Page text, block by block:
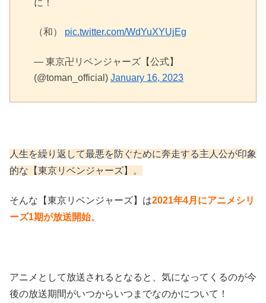
に！
（和） pic.twitter.com/WdYuXYUjEg
— 東京卍リベンジャーズ【公式】
(@toman_official) January 16, 2023
人生を繰り返して最悪を防ぐために奔走する主人公が印象
的な【東京リベンジャーズ】。
そんな【東京リベンジャーズ】は2021年4月にアニメシリ
ーズ1期が放送開始。
アニメとして放送されるとなると、気になってくるのが今
後の放送期間がいつからいつまでなのかについて！